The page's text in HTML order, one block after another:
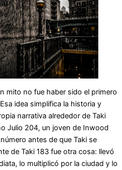
mito no fue haber sido el primero
idea simplifica la historia y
narrativa alrededor de Taki
Julio 204, un joven de Inwood
antes de que Taki se
de Taki 183 fue otra cosa: llevó
lo multiplicó por la ciudad y lo